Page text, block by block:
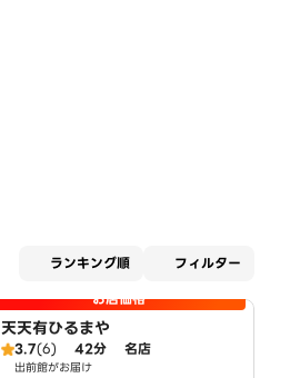
ランキング順 フィルター
お店価格
天天有ひるまや
3.7(6) 42分 名店
出前館がお届け